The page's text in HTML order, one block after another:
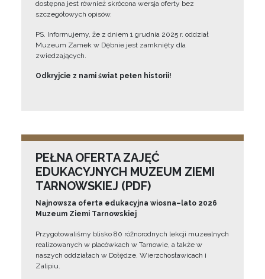
dostępna jest również skrócona wersja oferty bez
szczegółowych opisów.
PS. Informujemy, że z dniem 1 grudnia 2025 r. oddział
Muzeum Zamek w Dębnie jest zamknięty dla
zwiedzających.
Odkryjcie z nami świat pełen historii!
PEŁNA OFERTA ZAJĘĆ
EDUKACYJNYCH MUZEUM ZIEMI
TARNOWSKIEJ (PDF)
Najnowsza oferta edukacyjna wiosna–lato 2026
Muzeum Ziemi Tarnowskiej
Przygotowaliśmy blisko 80 różnorodnych lekcji muzealnych
realizowanych w placówkach w Tarnowie, a także w
naszych oddziałach w Dołędze, Wierzchosławicach i
Zalipiu.